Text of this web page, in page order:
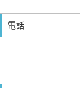
電話